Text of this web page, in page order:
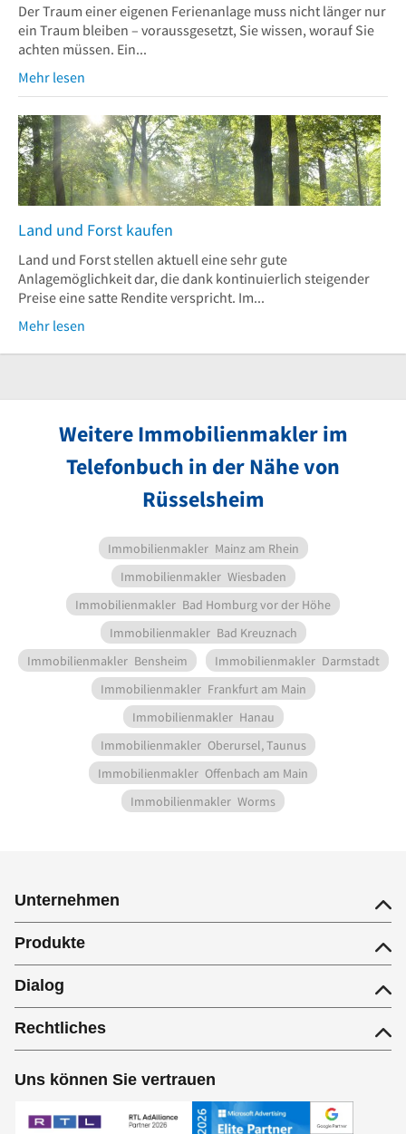
Der Traum einer eigenen Ferienanlage muss nicht länger nur
ein Traum bleiben – voraussgesetzt, Sie wissen, worauf Sie
achten müssen. Ein...
Mehr lesen
Land und Forst kaufen
Land und Forst stellen aktuell eine sehr gute
Anlagemöglichkeit dar, die dank kontinuierlich steigender
Preise eine satte Rendite verspricht. Im...
Mehr lesen
Weitere Immobilienmakler im
Telefonbuch in der Nähe von
Rüsselsheim
Immobilienmakler Mainz am Rhein
Immobilienmakler Wiesbaden
Immobilienmakler Bad Homburg vor der Höhe
Immobilienmakler Bad Kreuznach
Immobilienmakler Bensheim Immobilienmakler Darmstadt
Immobilienmakler Frankfurt am Main
Immobilienmakler Hanau
Immobilienmakler Oberursel, Taunus
Immobilienmakler Offenbach am Main
Immobilienmakler Worms
Unternehmen
Produkte
Dialog
Rechtliches
Uns können Sie vertrauen